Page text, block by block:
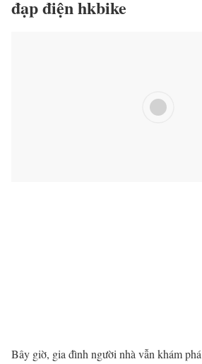
đạp điện hkbike
Bây giờ, gia đình người nhà vẫn khám